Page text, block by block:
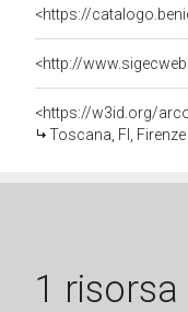
<https://
<http://
<https://w3id.org/
Toscana, FI, Firenze
1 risorsa